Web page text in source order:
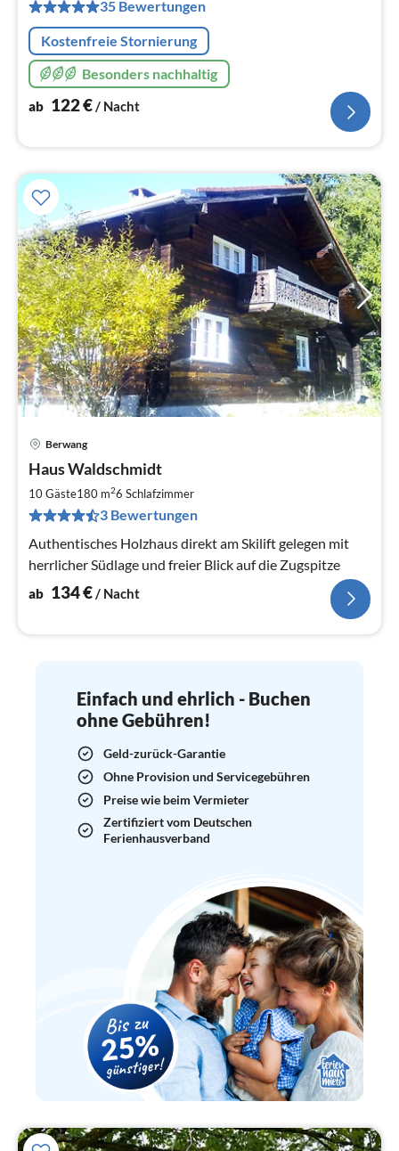
35 Bewertungen
Kostenfreie Stornierung
Besonders nachhaltig
ab 122€/ Nacht
Berwang
Haus Waldschmidt
10 Gäste180 m26 Schlafzimmer
3 Bewertungen
Authentisches Holzhaus direkt am Skilift gelegen mit
herrlicher Südlage und freier Blick auf die Zugspitze
ab 134€/ Nacht
Einfach und ehrlich - Buchen
ohne Gebühren!
Geld-zurück-Garantie
Ohne Provision und Servicegebühren
Preise wie beim Vermieter
Zertifiziert vom Deutschen
Ferienhausverband